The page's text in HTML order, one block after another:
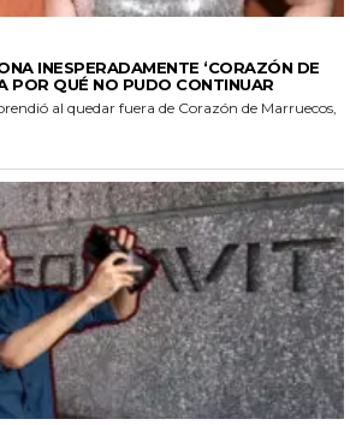
INESPERADAMENTE ‘CORAZÓN DE
POR QUÉ NO PUDO CONTINUAR
al quedar fuera de Corazón de Marruecos,